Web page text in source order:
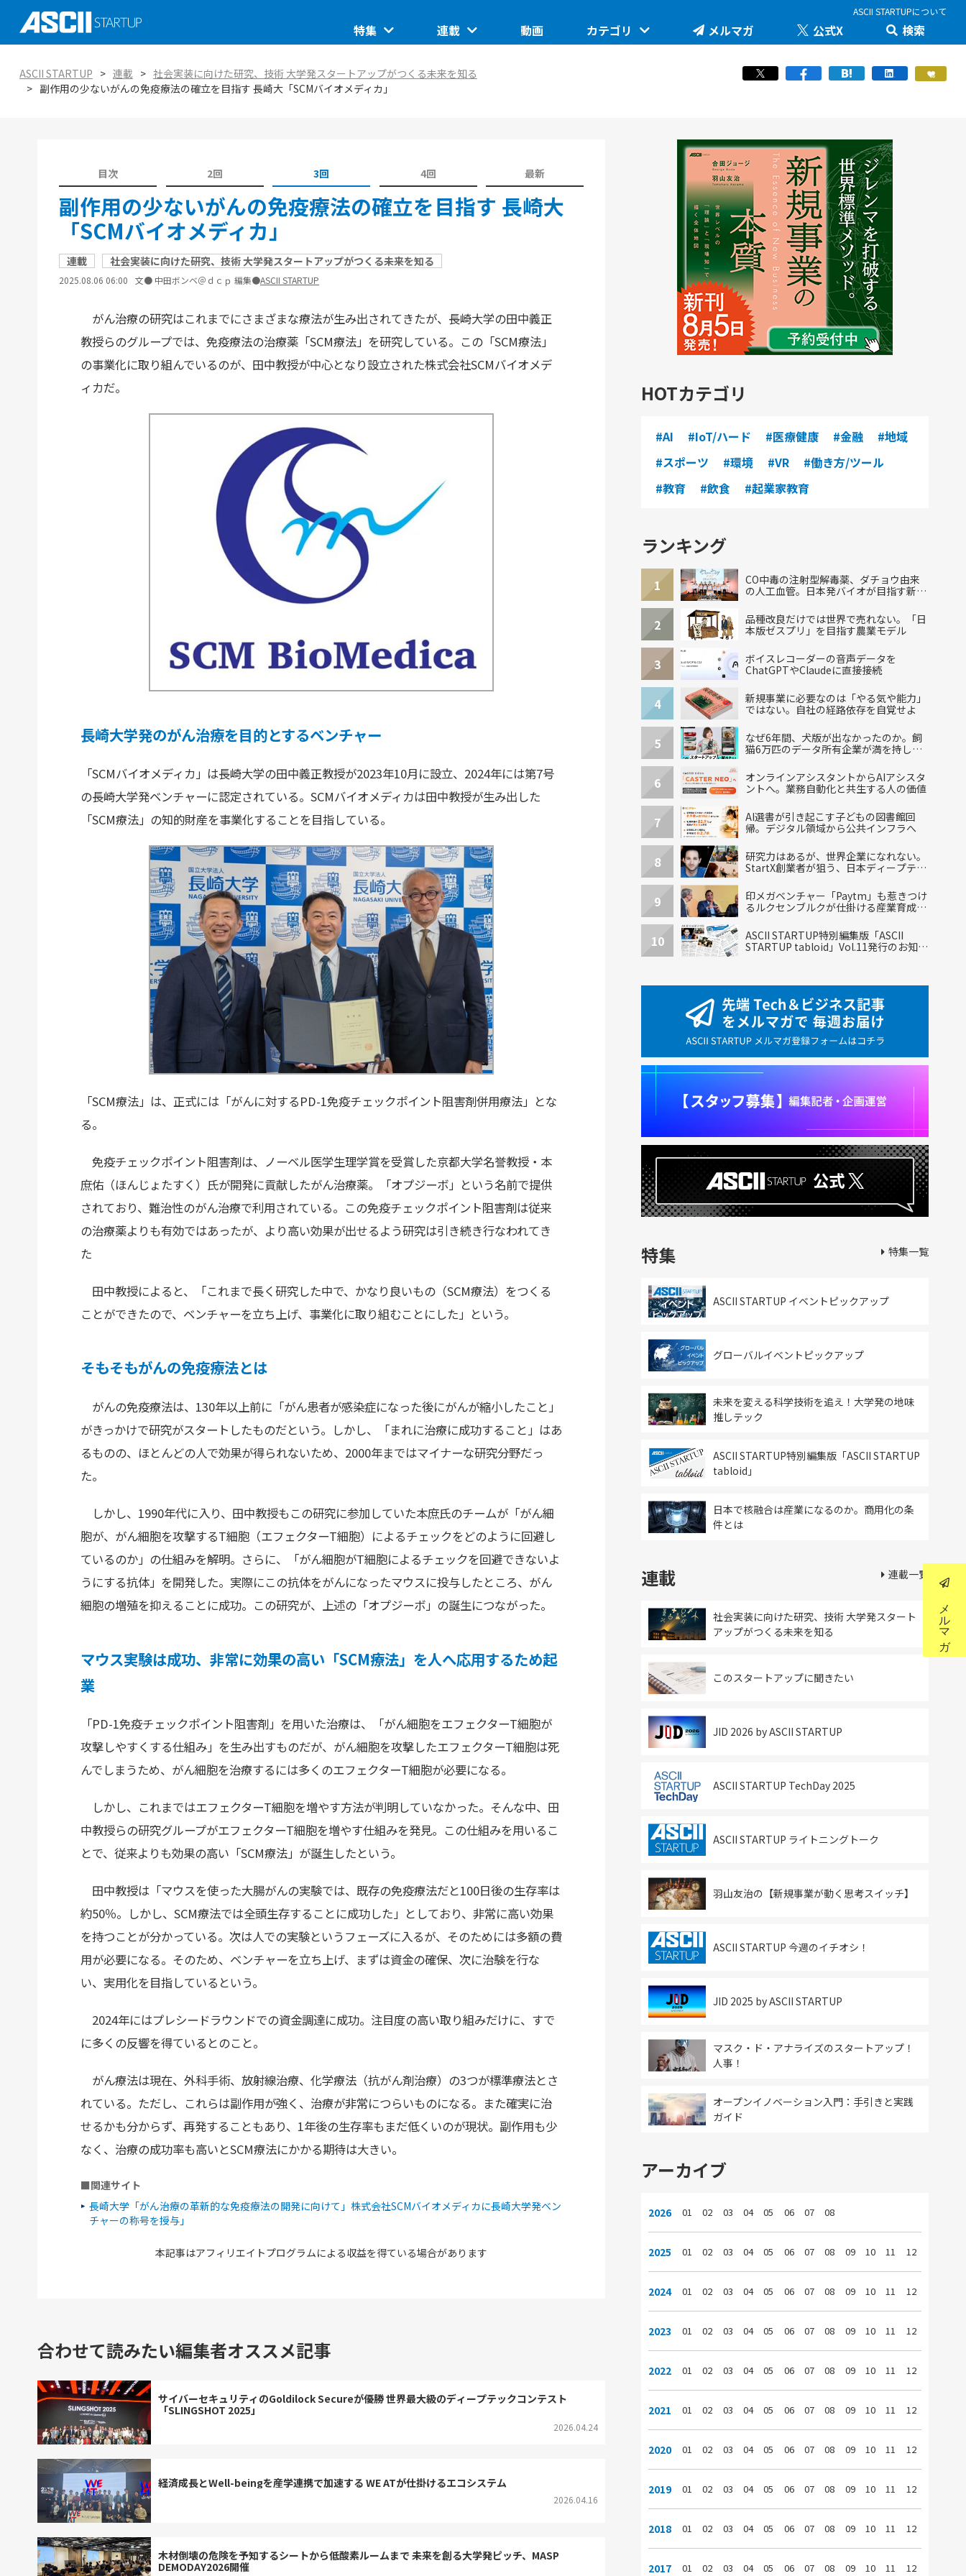
ASCII STARTUPについて
特集
未来を変える科学技術を追え！大学発の地味推しテ
ASCII STARTUP特別編集版「ASCII STARTUP
tabloid」
タートアップフェス 術 堺市・中百舌鳥の社会課題解決型イノベーション
連載
社会実装に向けた研究、技術 大学発スタートアップ
ASCII STARTUP TechDay 2025
JAPAN INNOVATION DAY 2024
動画 カテゴリ
金融
飲食 起業家教育
メルマガ 公式X 検索
ASCII STARTUP 連載
社会実装に向けた研究、技術 大学発スタートアップがつくる未来を知る
副作用の少ないがんの免疫療法の確立を目指す 長崎大「SCMバイオメディカ」
目次 2回 3回 4回 最新
副作用の少ないがんの免疫療法の確立を目指す 長崎大
「SCMバイオメディカ」
連載 社会実装に向けた研究、技術 大学発スタートアップがつくる未来を知る
2025.08.06 06:00 文● 中田ボンベ＠ｄｃｐ 編集●ASCII STARTUP
がん治療の研究はこれまでにさまざまな療法が生み出されてきたが、長崎大学の田中義正
教授らのグループでは、免疫療法の治療薬「SCM療法」を研究している。この「SCM療法」
の事業化に取り組んでいるのが、田中教授が中心となり設立された株式会社SCMバイオメデ
ィカだ。
長崎大学発のがん治療を目的とするベンチャー
「SCMバイオメディカ」は長崎大学の田中義正教授が2023年10月に設立、2024年には第7号
の長崎大学発ベンチャーに認定されている。SCMバイオメディカは田中教授が生み出した
「SCM療法」の知的財産を事業化することを目指している。
「SCM療法」は、正式には「がんに対するPD-1免疫チェックポイント阻害剤併用療法」とな
る。
免疫チェックポイント阻害剤は、ノーベル医学生理学賞を受賞した京都大学名誉教授・本
庶佑（ほんじょたすく）氏が開発に貢献したがん治療薬。「オプジーボ」という名前で提供
されており、難治性のがん治療で利用されている。この免疫チェックポイント阻害剤は従来
の治療薬よりも有効ではあったが、より高い効果が出せるよう研究は引き続き行なわれてき
た
田中教授によると、「これまで長く研究した中で、かなり良いもの（SCM療法）をつくる
ことができたので、ベンチャーを立ち上げ、事業化に取り組むことにした」という。
そもそもがんの免疫療法とは
がんの免疫療法は、130年以上前に「がん患者が感染症になった後にがんが縮小したこと」
がきっかけで研究がスタートしたものだという。しかし、「まれに治療に成功すること」はあ
るものの、ほとんどの人で効果が得られないため、2000年まではマイナーな研究分野だっ
た。
しかし、1990年代に入り、田中教授もこの研究に参加していた本庶氏のチームが「がん細
胞が、がん細胞を攻撃するT細胞（エフェクターT細胞）によるチェックをどのように回避し
ているのか」の仕組みを解明。さらに、「がん細胞がT細胞によるチェックを回避できないよ
うにする抗体」を開発した。実際にこの抗体をがんになったマウスに投与したところ、がん
細胞の増殖を抑えることに成功。この研究が、上述の「オプジーボ」の誕生につながった。
マウス実験は成功、非常に効果の高い「SCM療法」を人へ応用するため起
業
「PD-1免疫チェックポイント阻害剤」を用いた治療は、「がん細胞をエフェクターT細胞が
攻撃しやすくする仕組み」を生み出すものだが、がん細胞を攻撃したエフェクターT細胞は死
んでしまうため、がん細胞を治療するには多くのエフェクターT細胞が必要になる。
しかし、これまではエフェクターT細胞を増やす方法が判明していなかった。そんな中、田
中教授らの研究グループがエフェクターT細胞を増やす仕組みを発見。この仕組みを用いるこ
とで、従来よりも効果の高い「SCM療法」が誕生したという。
田中教授は「マウスを使った大腸がんの実験では、既存の免疫療法だと100日後の生存率は
約50％。しかし、SCM療法では全頭生存することに成功した」としており、非常に高い効果
を持つことが分かっている。次は人での実験というフェーズに入るが、そのためには多額の費
用が必要になる。そのため、ベンチャーを立ち上げ、まずは資金の確保、次に治験を行な
い、実用化を目指しているという。
2024年にはプレシードラウンドでの資金調達に成功。注目度の高い取り組みだけに、すで
に多くの反響を得ているとのこと。
がん療法は現在、外科手術、放射線治療、化学療法（抗がん剤治療）の3つが標準療法とさ
れている。ただし、これらは副作用が強く、治療が非常につらいものになる。また確実に治
せるかも分からず、再発することもあり、1年後の生存率もまだ低くいのが現状。副作用も少
なく、治療の成功率も高いとSCM療法にかかる期待は大きい。
■関連サイト
長崎大学「がん治療の革新的な免疫療法の開発に向けて」株式会社SCMバイオメディカに長崎大学発ベン
チャーの称号を授与」
本記事はアフィリエイトプログラムによる収益を得ている場合があります
合わせて読みたい編集者オススメ記事
サイバーセキュリティのGoldilock Secureが優勝 世界最大級のディープテックコンテスト
「SLINGSHOT 2025」
2026.04.24
経済成長とWell-beingを産学連携で加速する WE ATが仕掛けるエコシステム
2026.04.16
木材倒壊の危険を予知するシートから低酸素ルームまで 未来を創る大学発ピッチ、MASP
DEMODAY2026開催
HOTカテゴリ
#AI #IoT/ハード #医療健康 #金融
#地域
#スポーツ
#環境 #VR
#働き方/ツール
#教育
#飲食 #起業家教育
ランキング
1
CO中毒の注射型解毒薬、ダチョウ由来
の人工血管。日本発バイオが目指す新し
2
品種改良だけでは世界で売れない。「日
本版ゼスプリ」を目指す農業モデル
3
ボイスレコーダーの音声データを
ChatGPTやClaudeに直接接続
4
新規事業に必要なのは「やる気や能力」
ではない。自社の経路依存を自覚せよ
5
なぜ6年間、犬版が出なかったのか。飼
猫6万匹のデータ所有企業が満を持して
6
オンラインアシスタントからAIアシスタ
ントへ。業務自動化と共生する人の価値
7
AI選書が引き起こす子どもの図書館回
帰。デジタル領域から公共インフラへ
8
研究力はあるが、世界企業になれない。
StartX創業者が狙う、日本ディープテッ
9
印メガベンチャー「Paytm」も惹きつけ
るルクセンブルクが仕掛ける産業育成エ
10
ASCII STARTUP特別編集版「ASCII
STARTUP tabloid」Vol.11発行のお知ら
特集
ASCII STARTUP イベントピックアップ
グローバルイベントピックアップ
未来を変える科学技術を追え！大学発の地味
推しテック
ASCII STARTUP特別編集版「ASCII STARTUP
tabloid」
日本で核融合は産業になるのか。商用化の条
件とは
特集一覧
連載
社会実装に向けた研究、技術 大学発スタート
アップがつくる未来を知る
このスタートアップに聞きたい
JID 2026 by ASCII STARTUP
ASCII STARTUP TechDay 2025
ASCII STARTUP ライトニングトーク
羽山友治の【新規事業が動く思考スイッチ】
ASCII STARTUP 今週のイチオシ！
JID 2025 by ASCII STARTUP
マスク・ド・アナライズのスタートアップ！
人事！
オープンイノベーション入門：手引きと実践
ガイド
連載一覧
アーカイブ
2026 01 02 03 04 05 06 07 08
2025 01 02 03 04 05 06 07 08 09 10 11 12
2024 01 02 03 04 05 06 07 08 09 10 11 12
2023 01 02 03 04 05 06 07 08 09 10 11 12
2022 01 02 03 04 05 06 07 08 09 10 11 12
2021 01 02 03 04 05 06 07 08 09 10 11 12
2020 01 02 03 04 05 06 07 08 09 10 11 12
2019 01 02 03 04 05 06 07 08 09 10 11 12
2018 01 02 03 04 05 06 07 08 09 10 11 12
2017 01 02 03 04 05 06 07 08 09 10 11 12